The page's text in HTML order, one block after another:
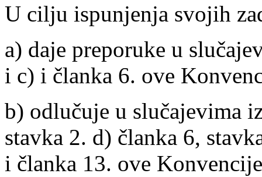
U cilju ispunjenja svojih
a) daje preporuke u
i c) i članka 6. ove
b) odlučuje u slučajevima
stavka 2. d) članka 6,
i članka 13. ove